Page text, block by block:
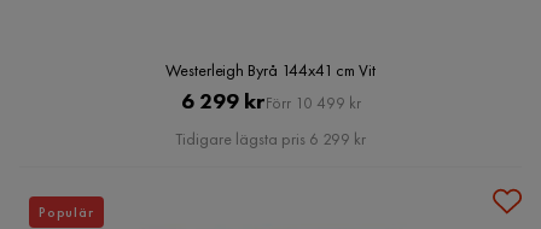
Westerleigh Byrå 144x41 cm Vit
Pris
6 299 krOriginal
Pris
Förr 10 499 kr
Tidigare lägsta pris 6 299 kr
Populär